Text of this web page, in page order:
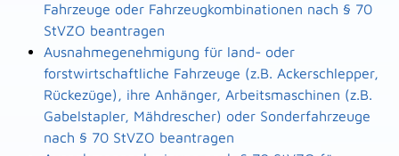
Fahrzeuge oder Fahrzeugkombinationen nach § 70
StVZO beantragen
Ausnahmegenehmigung für land- oder
forstwirtschaftliche Fahrzeuge (z.B. Ackerschlepper,
Rückezüge), ihre Anhänger, Arbeitsmaschinen (z.B.
Gabelstapler, Mähdrescher) oder Sonderfahrzeuge
nach § 70 StVZO beantragen